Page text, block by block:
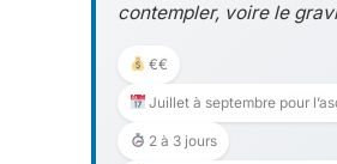
contempler, voire le
€€
Juillet à septembre pour
2 à 3 jours